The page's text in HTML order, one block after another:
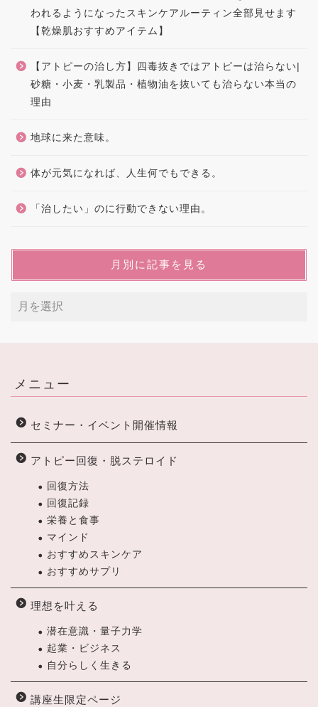
われるようになったスキンケアルーティン全部見せます
【乾燥肌おすすめアイテム】
【アトピーの治し方】四毒抜きではアトピーは治らない|
砂糖・小麦・乳製品・植物油を抜いても治らない本当の
理由
地球に来た意味。
体が元気になれば、人生何でもできる。
「治したい」のに行動できない理由。
月別に記事を見る
メニュー
セミナー・イベント開催情報
アトピー回復・脱ステロイド
回復方法
回復記録
栄養と食事
マインド
おすすめスキンケア
おすすめサプリ
理想を叶える
潜在意識・量子力学
起業・ビジネス
自分らしく生きる
講座生限定ページ